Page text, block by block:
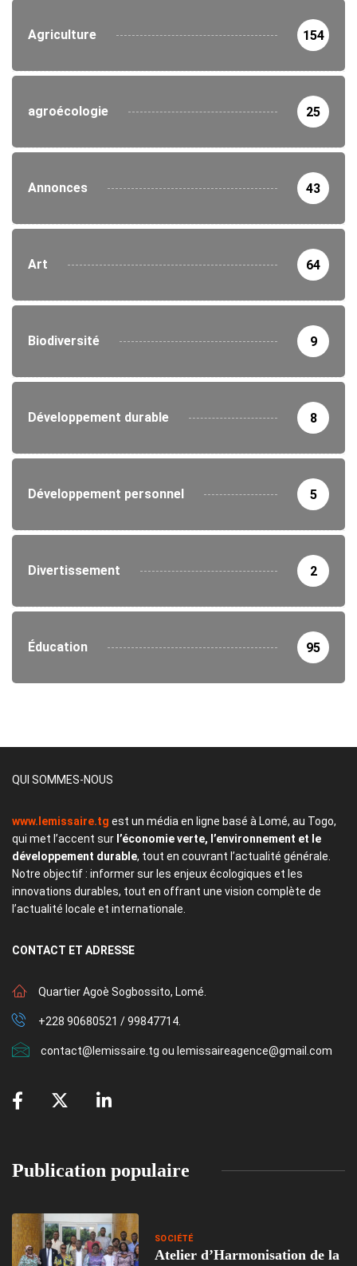
Agriculture 154
agroécologie 25
Annonces 43
Art 64
Biodiversité 9
Développement durable 8
Développement personnel 5
Divertissement 2
Éducation 95
QUI SOMMES-NOUS
www.lemissaire.tg est un média en ligne basé à Lomé, au Togo,
qui met l’accent sur l’économie verte, l’environnement et le
développement durable, tout en couvrant l’actualité générale.
Notre objectif : informer sur les enjeux écologiques et les
innovations durables, tout en offrant une vision complète de
l’actualité locale et internationale.
CONTACT ET ADRESSE
Quartier Agoè Sogbossito, Lomé.
+228 90680521 / 99847714.
contact@lemissaire.tg ou lemissaireagence@gmail.com
Publication populaire
SOCIÉTÉ
Atelier d’Harmonisation de la